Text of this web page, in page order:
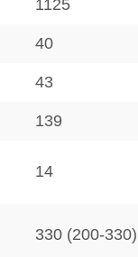
1125
40
43
139
14
330 (200-330)